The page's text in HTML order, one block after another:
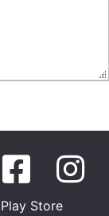
Play Store